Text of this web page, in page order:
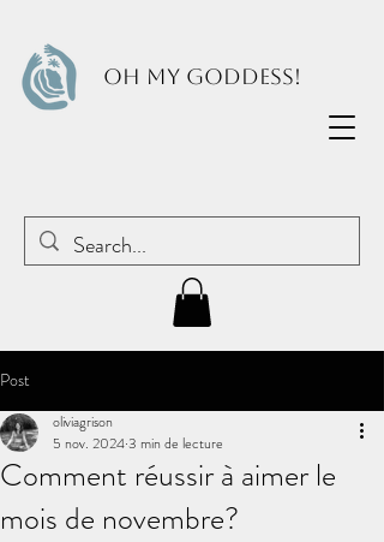
OH MY GODDESS!
Post
Comment réussir à aimer le
mois de novembre?
oliviagrison
5 nov. 20243 min de lecture